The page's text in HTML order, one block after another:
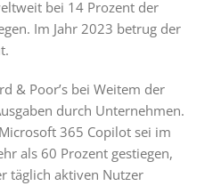
bei 14 Prozent der
Im Jahr 2023 betrug der
& Poor’s bei Weitem der
durch Unternehmen.
365 Copilot sei im
als 60 Prozent gestiegen,
täglich aktiven Nutzer